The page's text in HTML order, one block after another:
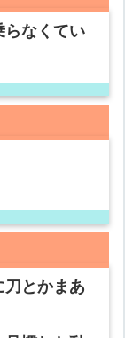
らなくてい
刀とかまあ